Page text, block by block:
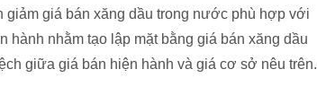
giá bán xăng dầu trong nước phù hợp với
nhằm tạo lập mặt bằng giá bán xăng dầu
giữa giá bán hiện hành và giá cơ sở nêu trên.